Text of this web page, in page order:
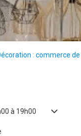
: commerce
à 19h00